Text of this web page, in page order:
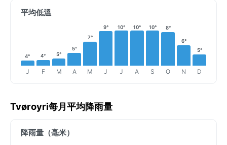
平均低溫
4°
J
4°
F
5°
M
5°
A
7°
M
9°
J
10°
J
10°
A
10°
S
8°
O
6°
N
5°
D
Tvøroyri每月平均降雨量
降雨量（毫米）